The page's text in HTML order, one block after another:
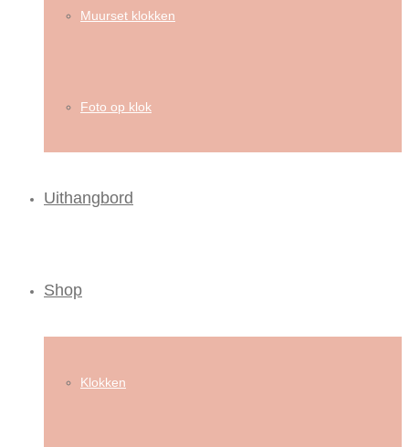
Muurset klokken
Foto op klok
Uithangbord
Shop
Klokken